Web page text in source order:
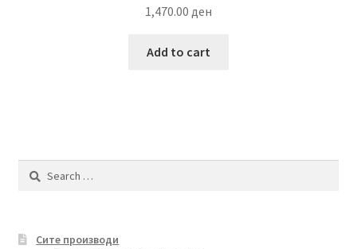
1,470.00 ден
Add to cart
Search
Сите производи